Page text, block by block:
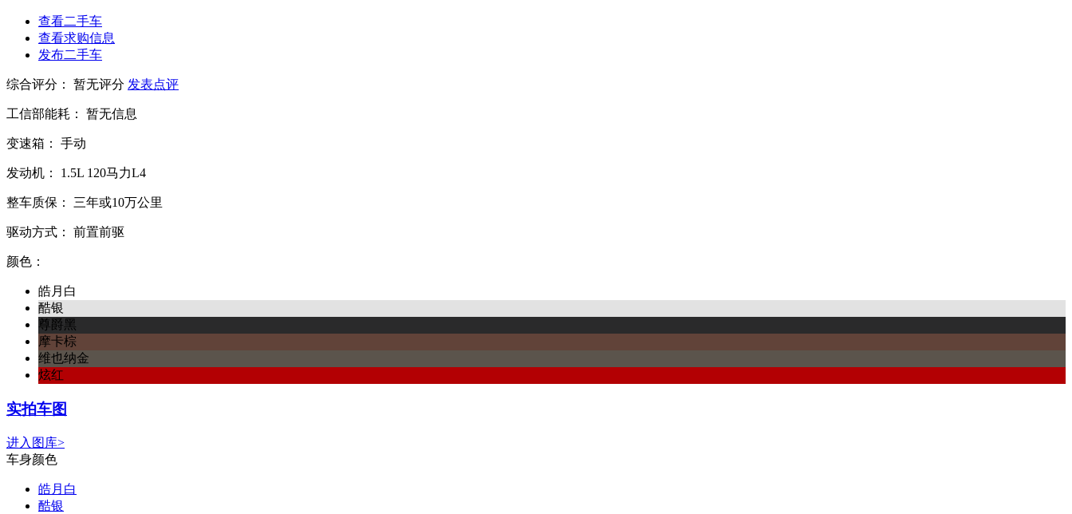
查看二手车
查看求购信息
发布二手车
综合评分： 暂无评分 发表点评
工信部能耗： 暂无信息
变速箱： 手动
发动机： 1.5L 120马力L4
整车质保： 三年或10万公里
驱动方式： 前置前驱
颜色：
皓月白
酷银
尊爵黑
摩卡棕
维也纳金
炫红
实拍车图
进入图库>
车身颜色
皓月白
酷银